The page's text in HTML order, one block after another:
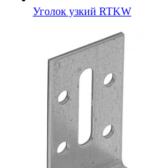
Уголок узкий RTKW